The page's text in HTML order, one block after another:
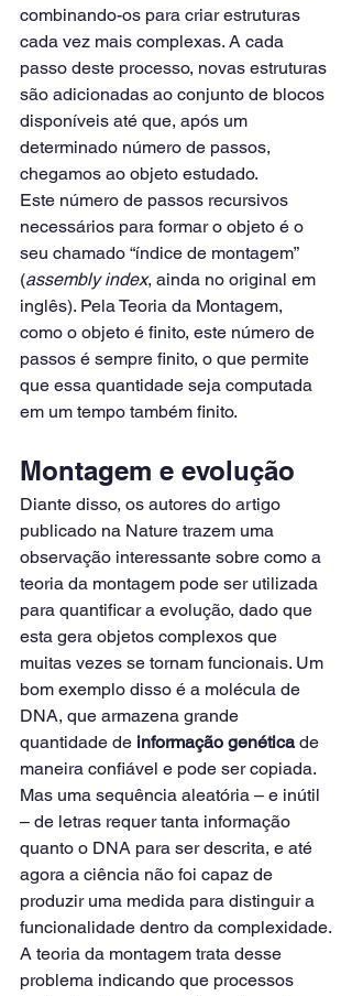
combinando-os para criar estruturas
cada vez mais complexas. A cada
passo deste processo, novas estruturas
são adicionadas ao conjunto de blocos
disponíveis até que, após um
determinado número de passos,
chegamos ao objeto estudado.
Este número de passos recursivos
necessários para formar o objeto é o
seu chamado “índice de montagem”
(assembly index, ainda no original em
inglês). Pela Teoria da Montagem,
como o objeto é finito, este número de
passos é sempre finito, o que permite
que essa quantidade seja computada
em um tempo também finito.
Montagem e evolução
Diante disso, os autores do artigo
publicado na Nature trazem uma
observação interessante sobre como a
teoria da montagem pode ser utilizada
para quantificar a evolução, dado que
esta gera objetos complexos que
muitas vezes se tornam funcionais. Um
bom exemplo disso é a molécula de
DNA, que armazena grande
quantidade de informação genética de
maneira confiável e pode ser copiada.
Mas uma sequência aleatória – e inútil
– de letras requer tanta informação
quanto o DNA para ser descrita, e até
agora a ciência não foi capaz de
produzir uma medida para distinguir a
funcionalidade dentro da complexidade.
A teoria da montagem trata desse
problema indicando que processos